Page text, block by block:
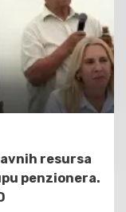
resursa
penzionera.